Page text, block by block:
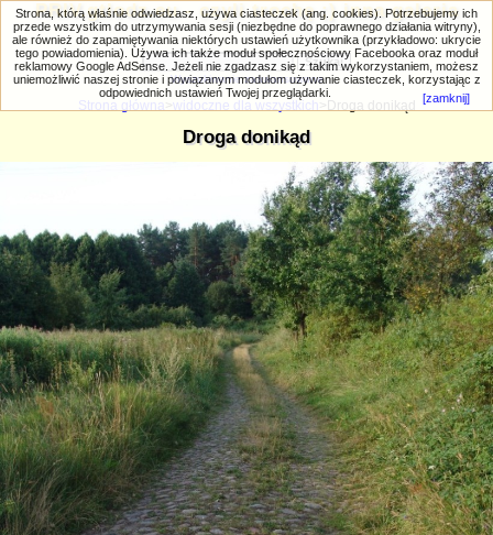
PRIV.gtlodz.eu - czyli trochę ;) inna galeria
Wyszukiwanie zaawansowane
Strona główna widoczne dla wszystkich >Droga donikąd
Droga donikąd
Strona, którą właśnie odwiedzasz, używa ciasteczek (ang. cookies). Potrzebujemy ich
przede wszystkim do utrzymywania sesji (niezbędne do poprawnego działania witryny),
ale również do zapamiętywania niektórych ustawień użytkownika (przykładowo: ukrycie
tego powiadomienia). Używa ich także moduł społecznościowy Facebooka oraz moduł
reklamowy Google AdSense. Jeżeli nie zgadzasz się z takim wykorzystaniem, możesz
uniemożliwić naszej stronie i powiązanym modułom używanie ciasteczek, korzystając z
odpowiednich ustawień Twojej przeglądarki.
[zamknij]